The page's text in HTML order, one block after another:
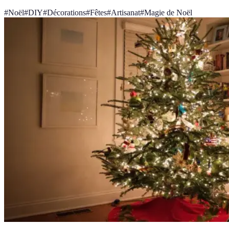
#Noël#DIY#Décorations#Fêtes#Artisanat#Magie de Noël